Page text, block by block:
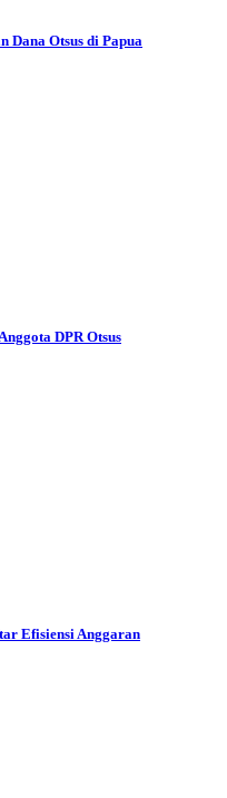
Dana Otsus di Papua
DPR Otsus
Efisiensi Anggaran